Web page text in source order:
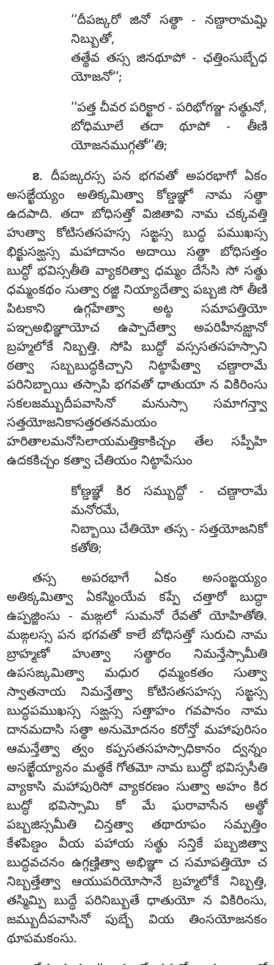
‘‘దీపఙ్కరో జినో సత్థా - నణ్దారామమ్హి
నిబ్బుతో,
తత్థేవ తస్స జినథూపో - ఛత్తింసుబ్బేధ
యోజనో‘‘;
‘‘పత్త చీవర పరిక్ఖార - పరిభోగఞ్జ సత్థునో,
బోధిమూలే తదా థూపో - తీణి
యోజనముగ్గతో’’తి;
౭. దీపఙ్కరస్స పన భగవతో అపరభాగో ఏకం
అసఙ్ఖేయ్యం అతిక్కమిత్వా కోణ్డఞ్ఞో నామ సత్థా
ఉదపాది. తదా బోధిసత్తో విజితావి నామ చక్కవత్తి
హుత్వా కోటిసతసహస్స సఙ్ఖస్స బుద్ధ పముఖస్స
భిక్ఖుసఙ్ఘస్స మహాదానం అదాయి సత్థా బోధిసత్తం
బుద్ధో భవిస్సతీతి వ్యాకరిత్వా ధమ్మం దేసేసి సో సత్థు
ధమ్మంకథం సుత్వా రజ్జి నియ్యాదేత్వా పబ్బజి సో తీణి
పిటకాని ఉగ్గహేత్వా అట్ఠ సమాపత్తియో
పఞ్చఅభిఞ్ఞాయోచ ఉప్పాదేత్వా అపరిహీనజ్ఝానో
బ్రహ్మలోకే నిబ్బత్తి. సోపి బుద్ధో వస్ససతసహస్సాని
ఠత్వా సబ్బబుద్ధకిచ్చాని నిట్ఠాపేత్వా చణ్దారామే
పరినిబ్బాయి తస్సాపి భగవతో ధాతుయా న వికిరింసు
సకలజమ్బుదీపవాసినో మనుస్సా సమాగన్త్వా
సత్తయోజనికాసత్తరతనమయం
హరితాలమనోసిలాయమత్తికాకిచ్చం తేల సప్పీహి
ఉదకకిచ్చం కత్వా చేతియం నిట్ఠాపేసుం
కోణ్డఞ్ఞే కిర సమ్బుద్ధో - చణ్దారామే
మనోరమే,
నిబ్బాయి చేతియో తస్స - సత్తయోజనికో
కతోతి;
తస్స అపరభాగే ఏకం అసంఙ్ఖయ్యం
అతిక్కమిత్వా ఏకస్మింయేవ కప్పే చత్తారో బుద్ధా
ఉప్పజ్జింసు - మఙ్గలో సుమనో రేవతో యోహితోతి.
మఙ్గలస్స పన భగవతో కాలే బోధిసత్తో సురుచి నామ
బ్రాహ్మణో హుత్వా సత్థారం నిమన్తేస్సామీతి
ఉపసఙ్కమిత్వా మధుర ధమ్మంకతం సుత్వా
స్వాతనాయ నిమన్తేత్వా కోటిసతసహస్స సఙ్ఖస్స
బుద్ధపముఖస్స సఙ్ఘస్స సత్తాహం గవపానం నామ
దానమదాసి సత్థా అనుమోదనం కరోన్తో మహాపురిసం
ఆమన్తేత్వా త్వం కప్పసతసహస్సాధికానం ద్వన్నం
అసఙ్ఖేయ్యానం మత్థకే గోతమో నామ బుద్ధో భవిస్ససీతి
వ్యాకాసి మహాపురిసో వ్యాకరణం సుత్వా అహం కిర
బుద్ధో భవిస్సామి కో మే ఘరావాసేన అత్థో
పబ్బజిస్సమీతి చిన్తత్వా తథారూపం సమ్పత్తిం
కేళపిణ్డం వీయ పహాయ సత్థు సన్తికే పబ్బజిత్వా
బుద్ధవచనం ఉగ్గణ్హిత్వా అభిఞ్ఞా చ సమాపత్తియో చ
నిబ్బత్తేత్వా ఆయుపరియోసానే బ్రహ్మలోకే నిబ్బత్తి,
తస్మిమ్పి బుద్ధే పరినిబ్బుతే ధాతుయో న వికిరింసు,
జమ్బుదీపవాసినో పుబ్బే వియ తింసయోజనకం
థూపమకంసు.